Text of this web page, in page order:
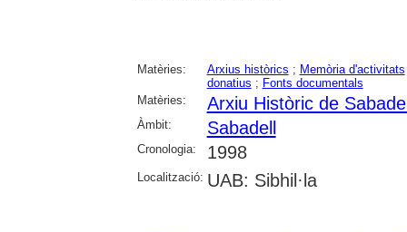
Matèries: Arxius històrics ; Memòria d'activitats
donatius ; Fonts documentals
Matèries:
Arxiu Històric de
Àmbit: Sabadell
Cronologia: 1998
Localització: UAB: Sibhil·la